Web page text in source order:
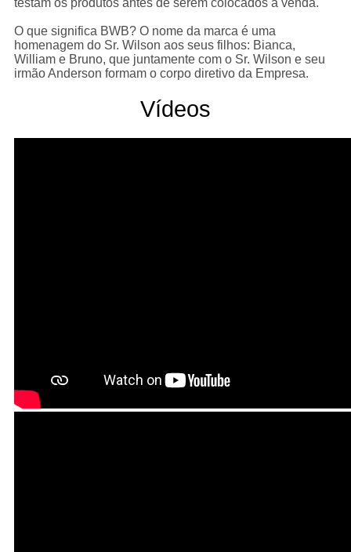
testam os produtos antes de serem colocados à venda.
O que significa BWB? O nome da marca é uma
homenagem do Sr. Wilson aos seus filhos: Bianca,
William e Bruno, que juntamente com o Sr. Wilson e seu
irmão Anderson formam o corpo diretivo da Empresa.
Vídeos